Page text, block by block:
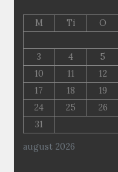
august 2026
M Ti O
3
4 5
10
11 12
17
18 19
24
25 26
31